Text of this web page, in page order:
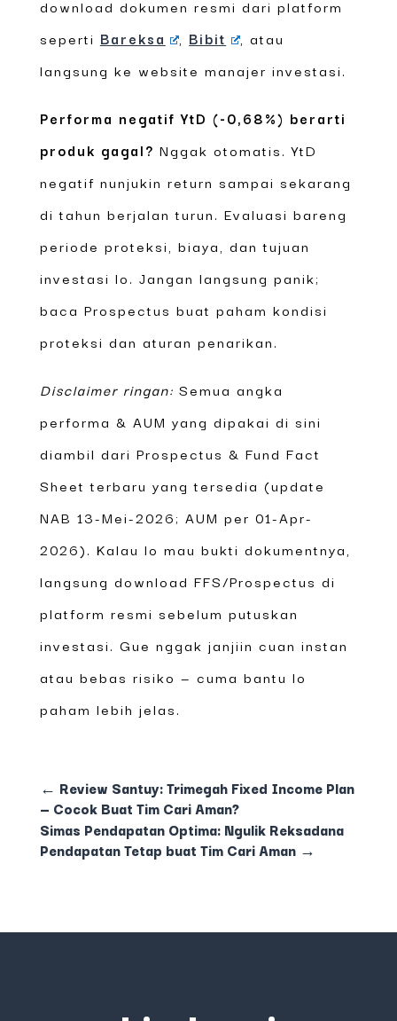
download dokumen resmi dari platform
seperti Bareksa Bibit
, atau
langsung ke website manajer investasi.
Performa negatif YtD (-0,68%) berarti
produk gagal? Nggak otomatis. YtD
negatif nunjukin return sampai sekarang
di tahun berjalan turun. Evaluasi bareng
periode proteksi, biaya, dan tujuan
investasi lo. Jangan langsung panik;
baca Prospectus buat paham kondisi
proteksi dan aturan penarikan.
Disclaimer ringan: Semua angka
performa & AUM yang dipakai di sini
diambil dari Prospectus & Fund Fact
Sheet terbaru yang tersedia (update
NAB 13-Mei-2026; AUM per 01-Apr-
2026). Kalau lo mau bukti dokumentnya,
langsung download FFS/Prospectus di
platform resmi sebelum putuskan
investasi. Gue nggak janjiin cuan instan
atau bebas risiko — cuma bantu lo
paham lebih jelas.
← Review Santuy: Trimegah Fixed Income Plan
— Cocok Buat Tim Cari Aman?
Simas Pendapatan Optima: Ngulik Reksadana
Pendapatan Tetap buat Tim Cari Aman→